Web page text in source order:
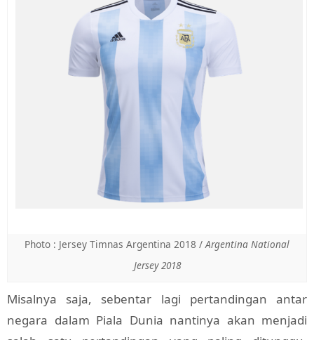
Photo : Jersey Timnas Argentina 2018 /Argentina National
Jersey 2018
Misalnya saja, sebentar lagi pertandingan antar
negara dalam Piala Dunia nantinya akan menjadi